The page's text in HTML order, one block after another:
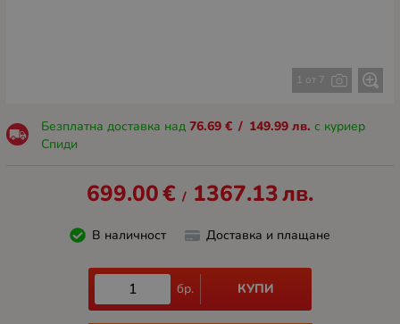
1 от 7
Безплатна доставка над 76.69 € / 149.99 лв. с куриер
Спиди
699.00€ / 1367.13лв.
В наличност Доставка и плащане
бр. КУПИ